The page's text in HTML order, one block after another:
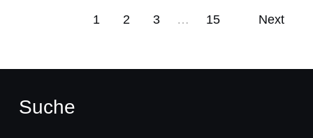
1 2 3 … 15 Next
Suche